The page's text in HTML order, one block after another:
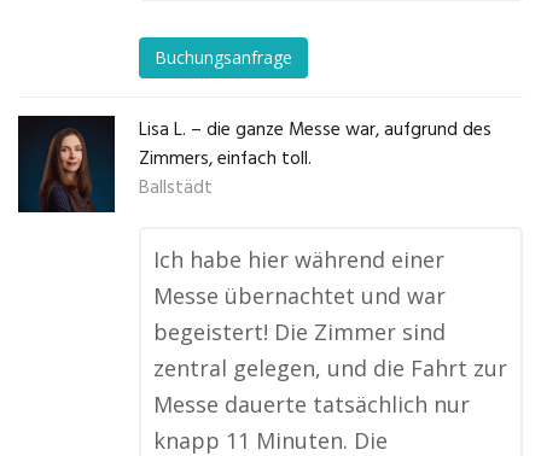
Buchungsanfrage
Lisa L. – die ganze Messe war, aufgrund des
Zimmers, einfach toll.
Ballstädt
Ich habe hier während einer
Messe übernachtet und war
begeistert! Die Zimmer sind
zentral gelegen, und die Fahrt zur
Messe dauerte tatsächlich nur
knapp 11 Minuten. Die